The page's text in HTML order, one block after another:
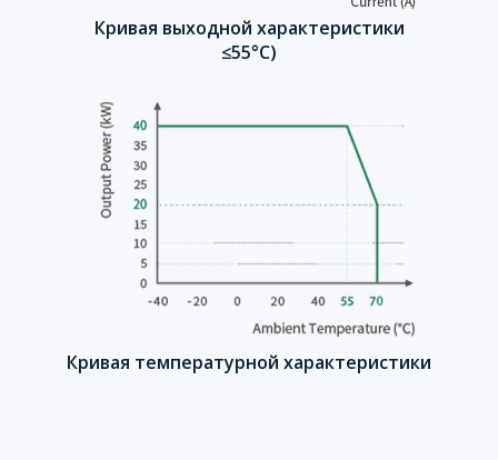
Кривая выходной характеристики
≤55°С)
Кривая температурной характеристики